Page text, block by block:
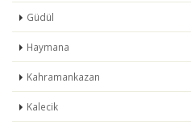
Güdül
Haymana
Kahramankazan
Kalecik